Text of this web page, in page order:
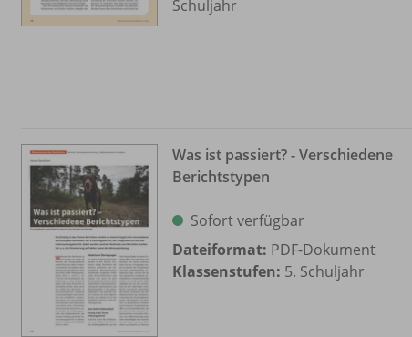
Schuljahr
Was ist passiert? - Verschiedene
Berichtstypen
Sofort verfügbar
Dateiformat: PDF-Dokument
Klassenstufen: 5. Schuljahr